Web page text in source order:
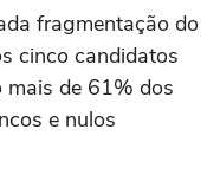
fragmentação do
cinco candidatos
mais de 61% dos
e nulos